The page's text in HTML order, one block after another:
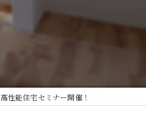
高性能住宅セミナー開催！